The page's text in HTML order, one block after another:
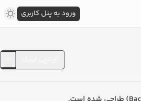
ورود به پنل کاربری